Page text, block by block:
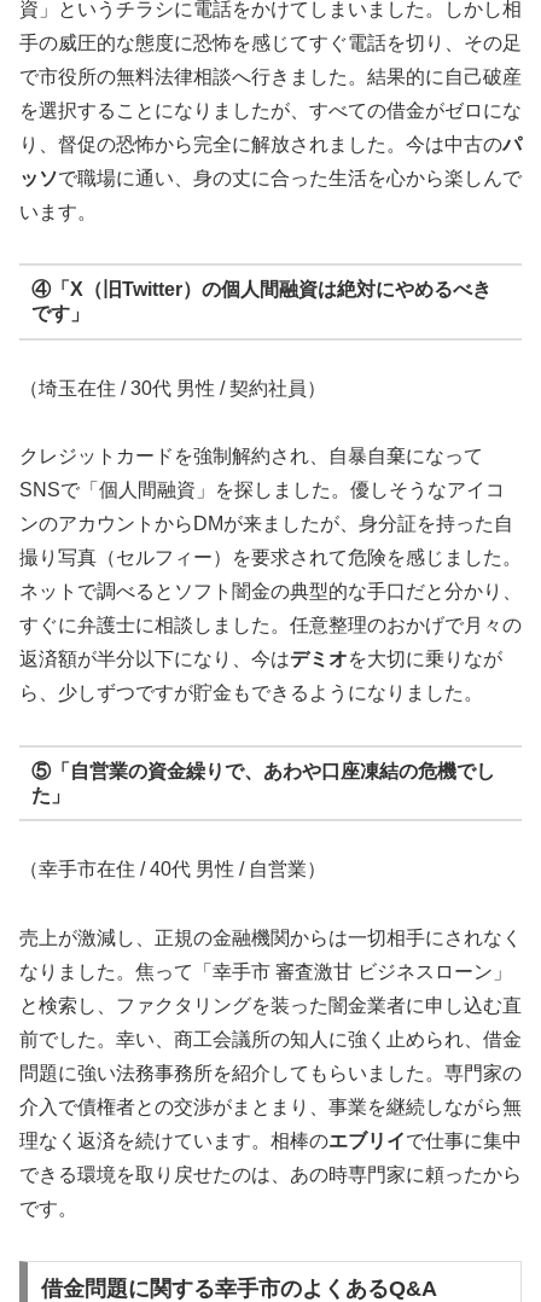
資」というチラシに電話をかけてしまいました。しかし相
手の威圧的な態度に恐怖を感じてすぐ電話を切り、その足
で市役所の無料法律相談へ行きました。結果的に自己破産
を選択することになりましたが、すべての借金がゼロにな
り、督促の恐怖から完全に解放されました。今は中古のパ
ッソで職場に通い、身の丈に合った生活を心から楽しんで
います。
④「X（旧Twitter）の個人間融資は絶対にやめるべき
です」
（埼玉在住 / 30代 男性 / 契約社員）
クレジットカードを強制解約され、自暴自棄になって
SNSで「個人間融資」を探しました。優しそうなアイコ
ンのアカウントからDMが来ましたが、身分証を持った自
撮り写真（セルフィー）を要求されて危険を感じました。
ネットで調べるとソフト闇金の典型的な手口だと分かり、
すぐに弁護士に相談しました。任意整理のおかげで月々の
返済額が半分以下になり、今はデミオを大切に乗りなが
ら、少しずつですが貯金もできるようになりました。
⑤「自営業の資金繰りで、あわや口座凍結の危機でし
た」
（幸手市在住 / 40代 男性 / 自営業）
売上が激減し、正規の金融機関からは一切相手にされなく
なりました。焦って「幸手市 審査激甘 ビジネスローン」
と検索し、ファクタリングを装った闇金業者に申し込む直
前でした。幸い、商工会議所の知人に強く止められ、借金
問題に強い法務事務所を紹介してもらいました。専門家の
介入で債権者との交渉がまとまり、事業を継続しながら無
理なく返済を続けています。相棒のエブリイで仕事に集中
できる環境を取り戻せたのは、あの時専門家に頼ったから
です。
借金問題に関する幸手市のよくあるQ&A